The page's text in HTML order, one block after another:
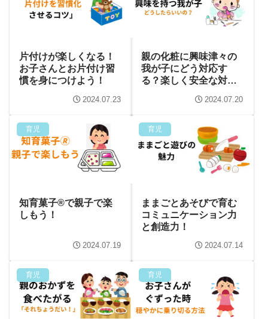
片付けが楽しくなる！
お子さんとお片付け習
慣を身につけよう！
2024.07.23
親の化粧に興味津々の
我が子にどう対応す
る？楽しく安全な対策
2024.07.20
育児
知育菓子®で親子で楽
しもう！
2024.07.19
育児
ままごとあそびで育む
コミュニケーション力
と創造力！
2024.07.14
育児 育児